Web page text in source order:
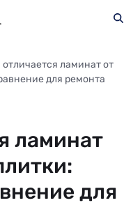
ламинат от
для ремонта
ламинат
для